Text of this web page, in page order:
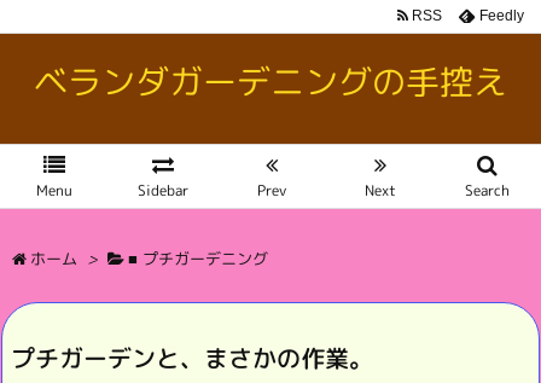
ベランダガーデニングの手控え
Menu Sidebar Prev Next Search
RSS Feedly
ホーム > ■ プチガーデニング
プチガーデンと、まさかの作業。